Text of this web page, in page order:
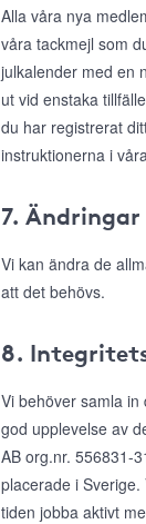
Alla våra nya
våra tackmejl som
julkalender med en
ut vid enstaka
du har registrerat
instruktionerna i
7.
Vi kan ändra de
att det behövs.
8.
Vi behöver samla
god upplevelse av
AB org.nr. 556831-
placerade i
tiden jobba aktivt